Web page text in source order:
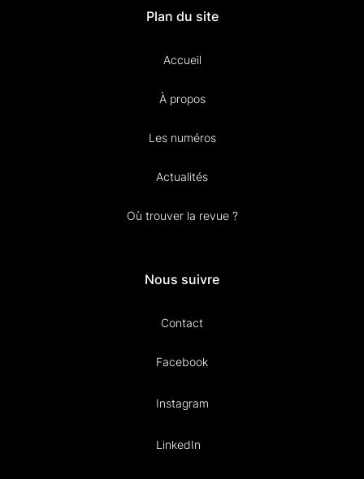
Plan du site
Accueil
À propos
Les numéros
Actualités
Où trouver la revue ?
Nous suivre
Contact
Facebook
Instagram
LinkedIn